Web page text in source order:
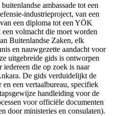
ambassade tot een
industrieproject, van een
een diploma tot een YÖK
volmacht die moet worden
Buitenlandse Zaken, elk
en nauwgezette aandacht voor
uitgebreide gids is ontworpen
die op zoek is naar
De gids verduidelijkt de
en een vertaalbureau, specifiek
handleiding voor de
voor officiële documenten
door ministeries en consulaten).